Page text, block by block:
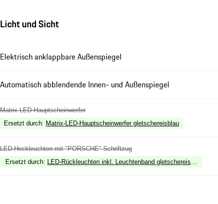
Licht und Sicht
Elektrisch anklappbare Außenspiegel
Automatisch abblendende Innen- und Außenspiegel
Matrix LED-Hauptscheinwerfer
Ersetzt durch: Matrix-LED-Hauptscheinwerfer gletschereisblau
LED-Heckleuchten mit "PORSCHE" Schriftzug
Ersetzt durch: LED-Rückleuchten inkl. Leuchtenband gletschereisblau